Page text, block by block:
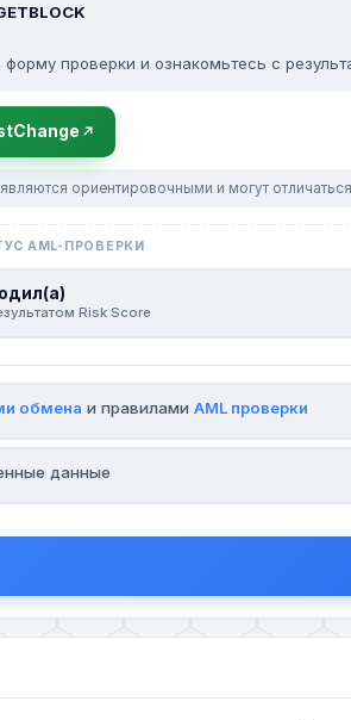
проверки и ознакомьтесь с
ориентировочными и могут
AML-ПРОВЕРКИ
Risk Score
обмена и правилами AML проверки
данные